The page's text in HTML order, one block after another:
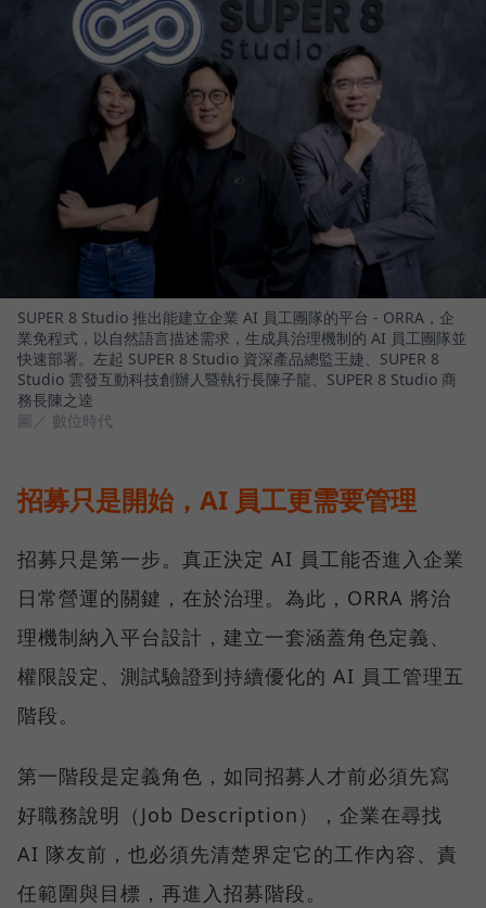
SUPER 8 Studio 推出能建立企業 AI 員工團隊的平台 - ORRA，企
業免程式，以自然語言描述需求，生成具治理機制的 AI 員工團隊並
快速部署。左起 SUPER 8 Studio 資深產品總監王婕、SUPER 8
Studio 雲發互動科技創辦人暨執行長陳子龍、SUPER 8 Studio 商
務長陳之逵
圖／ 數位時代
招募只是開始，AI 員工更需要管理
招募只是第一步。真正決定 AI 員工能否進入企業
日常營運的關鍵，在於治理。為此，ORRA 將治
理機制納入平台設計，建立一套涵蓋角色定義、
權限設定、測試驗證到持續優化的 AI 員工管理五
階段。
第一階段是定義角色，如同招募人才前必須先寫
好職務說明（Job Description），企業在尋找
AI 隊友前，也必須先清楚界定它的工作內容、責
任範圍與目標，再進入招募階段。